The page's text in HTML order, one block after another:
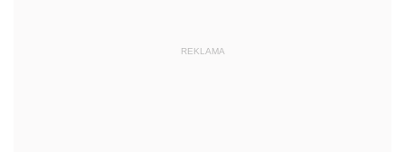
REKLAMA